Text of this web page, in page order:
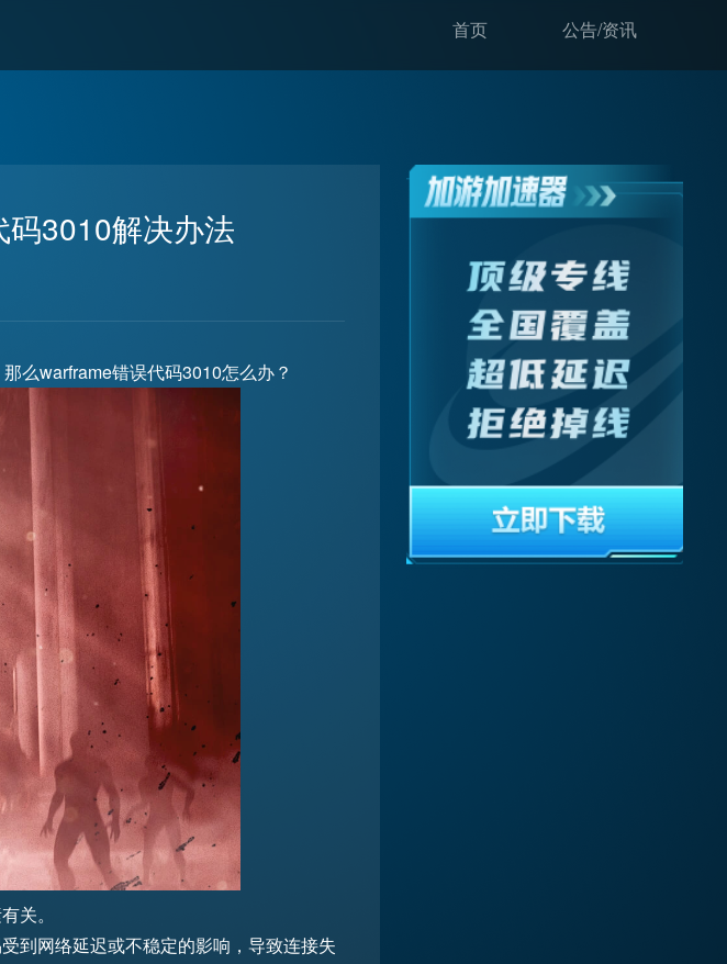
首页 公告/资讯
3010解决办法
么warframe错误代码3010怎么办？
关。
到网络延迟或不稳定的影响，导致连接失